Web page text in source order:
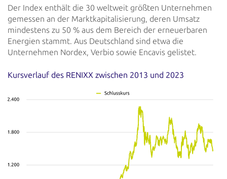
Der Index enthält die 30 weltweit größten Unternehmen
gemessen an der Marktkapitalisierung, deren Umsatz
mindestens zu 50 % aus dem Bereich der erneuerbaren
Energien stammt. Aus Deutschland sind etwa die
Unternehmen Nordex, Verbio sowie Encavis gelistet.
Kursverlauf des RENIXX zwischen 2013 und 2023